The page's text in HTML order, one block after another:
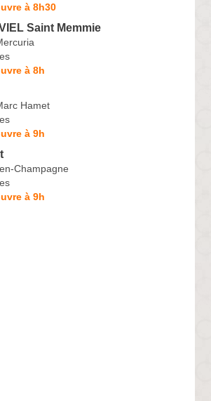
à 8h30
Saint Memmie
à 8h
Hamet
à 9h
Champagne
à 9h